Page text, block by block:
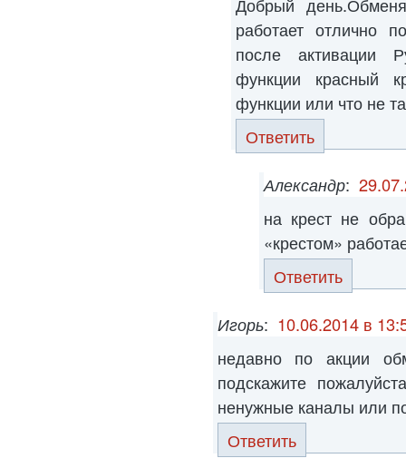
работает отлично
после активации
функции красный
функции или что не
Ответить
Александр:
на крест не
«крестом»
Ответить
Игорь: 10.06.2014 в
недавно по акции
подскажите
ненужные каналы или
Ответить